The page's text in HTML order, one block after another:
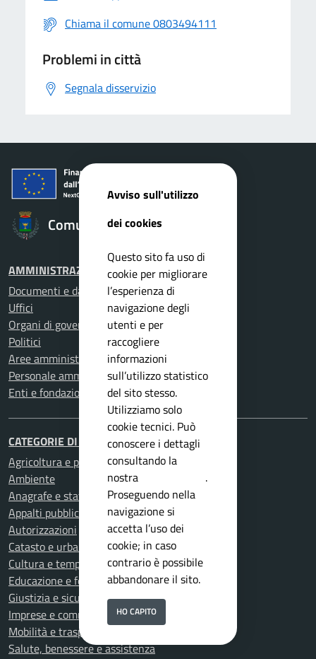
Chiama il comune 0803494111
Problemi in città
Segnala disservizio
Comune di Gioia del Colle
AMMINISTRAZIONE
Documenti e dati
Uffici
Organi di governo
Politici
Aree amministrative
Personale amministrativo
Enti e fondazioni
CATEGORIE DI SERVIZIO
Agricoltura e pesca
Ambiente
Anagrafe e stato civile
Appalti pubblici
Autorizzazioni
Catasto e urbanistica
Cultura e tempo libero
Educazione e formazione
Giustizia e sicurezza pubblica
Imprese e commercio
Mobilità e trasporti
Salute, benessere e assistenza
Avviso sull'utilizzo
dei cookies
Questo sito fa uso di
cookie per migliorare
l’esperienza di
navigazione degli
utenti e per
raccogliere
informazioni
sull’utilizzo statistico
del sito stesso.
Utilizziamo solo
cookie tecnici. Può
conoscere i dettagli
consultando la
nostra
.
Proseguendo nella
navigazione si
accetta l’uso dei
cookie; in caso
contrario è possibile
abbandonare il sito.
HO CAPITO